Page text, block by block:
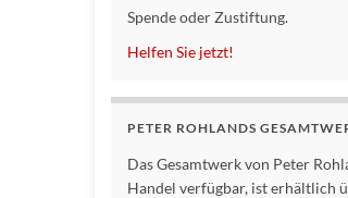
Spende oder Zustiftung.
Helfen Sie jetzt!
PETER ROHLANDS
Das Gesamtwerk von Peter
Handel verfügbar, ist erhältlich